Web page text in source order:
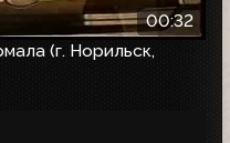
00:32
(г. Норильск,